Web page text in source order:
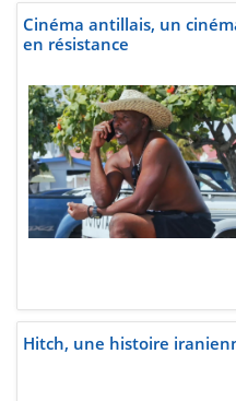
Cinéma antillais, un
en résistance
Hitch, une histoire